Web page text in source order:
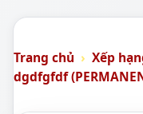
Trang chủ
Xếp
dgdfgfdf